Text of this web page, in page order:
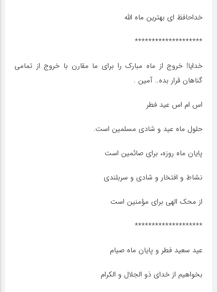
خداحافظ ای بهترین ماه الله
********************
خدایا! خروج از ماه مبارک را برای ما مقارن با خروج از تمامی
گناهان قرار بده.. آمین .
اس ام اس عید فطر
حلول ماه عید و شادی مسلمین است.
پایان ماه روزه، برای صائمین است
نشاط و افتخار و شادی و سربلندی
از محک الهی برای مؤمنین است
********************
عید سعید فطر و پایان ماه صیام
بخواهیم از خدای ذو الجلال و الکرام